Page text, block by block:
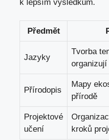
k lepším výsledkům.
Předmět
Jazyky
Tvorba
Přírodopis
Mapy
přírodě
Projektové
učení
kroků